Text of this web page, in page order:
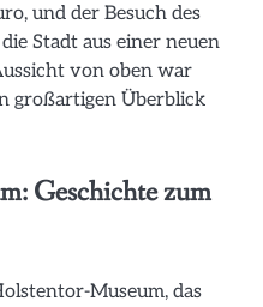
und der Besuch des
Stadt aus einer neuen
von oben war
großartigen Überblick
Geschichte zum
Museum, das